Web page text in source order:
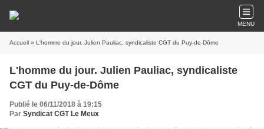
MENU
Accueil » L'homme du jour. Julien Pauliac, syndicaliste CGT du Puy-de-Dôme
L'homme du jour. Julien Pauliac, syndicaliste
CGT du Puy-de-Dôme
Publié le 06/11/2018 à 19:15
Par Syndicat CGT Le Meux